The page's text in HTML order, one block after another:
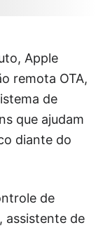
Apple
remota OTA,
de
que ajudam
diante do
de
assistente de